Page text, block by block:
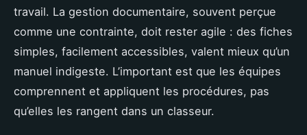
travail. La gestion documentaire, souvent perçue
comme une contrainte, doit rester agile : des fiches
simples, facilement accessibles, valent mieux qu’un
manuel indigeste. L’important est que les équipes
comprennent et appliquent les procédures, pas
qu’elles les rangent dans un classeur.